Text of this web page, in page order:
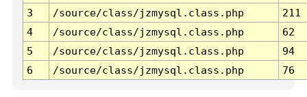
3 /source/class/jzmysql.class.php
211
4
/source/class/jzmysql.class.php
62
5
/source/class/jzmysql.class.php
94
6
/source/class/jzmysql.class.php 76